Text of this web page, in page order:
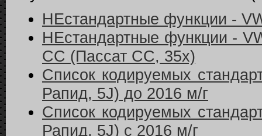
НЕстандартные функции -
НЕстандартные функции -
СС (Пассат СС, 35x)
Список кодируемых
Рапид, 5J) до 2016 м/г
Список кодируемых
Рапид, 5J) с 2016 м/г